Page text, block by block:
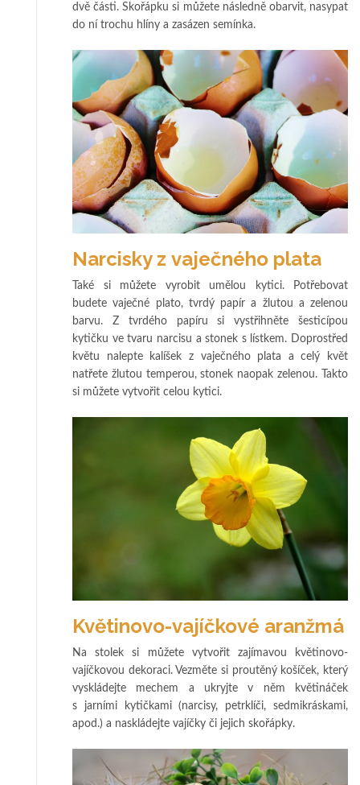
dvě části. Skořápku si můžete následně obarvit, nasypat
do ní trochu hlíny a zasázen semínka.
Narcisky z vaječného plata
Také si můžete vyrobit umělou kytici. Potřebovat
budete vaječné plato, tvrdý papír a žlutou a zelenou
barvu. Z tvrdého papíru si vystřihněte šesticípou
kytičku ve tvaru narcisu a stonek s lístkem. Doprostřed
květu nalepte kalíšek z vaječného plata a celý květ
natřete žlutou temperou, stonek naopak zelenou. Takto
si můžete vytvořit celou kytici.
Květinovo-vajíčkové aranžmá
Na stolek si můžete vytvořit zajímavou květinovo-
vajíčkovou dekoraci. Vezměte si proutěný košíček, který
vyskládejte mechem a ukryjte v něm květináček
s jarními kytičkami (narcisy, petrklíči, sedmikráskami,
apod.) a naskládejte vajíčky či jejich skořápky.